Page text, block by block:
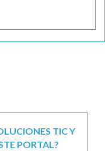
TIC Y
PORTAL?